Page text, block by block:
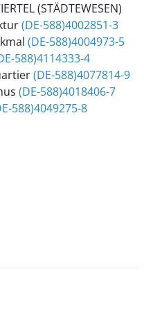
(STÄDTEWESEN)
(DE-588)4002851-3
(DE-588)4004973-5
588)4114333-4
(DE-588)4077814-9
(DE-588)4018406-7
588)4049275-8